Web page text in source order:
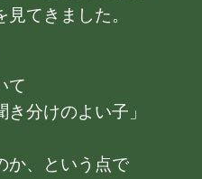
てきました。
て
き分けのよい子」
か、という点で